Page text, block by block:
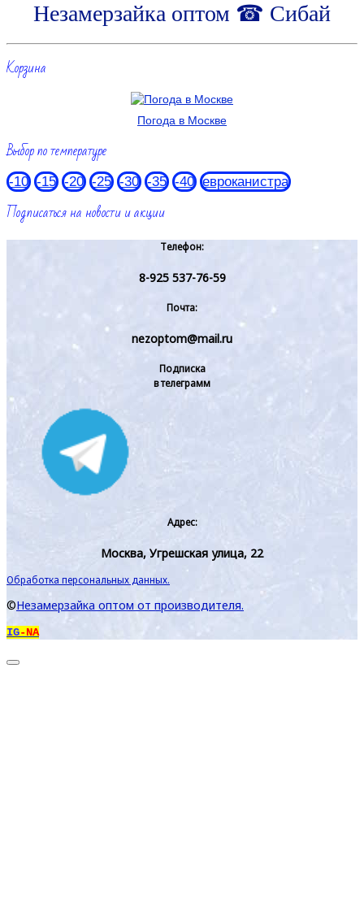
Незамерзайка оптом ☎ Сибай
Корзина
Погода в Москве
Выбор по температуре
-10 -15 -20 -25 -30 -35 -40 евроканистра
Подписаться на новости и акции
Телефон:
8-925 537-76-59
Почта:
nezoptom@mail.ru
Подписка
в телеграмм
Адрес:
Москва, Угрешская улица, 22
Обработка персональных данных.
©Незамерзайка оптом от производителя.
IG-NA